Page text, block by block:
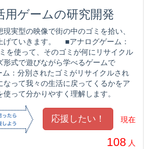
用ゲームの研究開発
実型の映像で街の中のゴミを拾い、
げていきます。 ■アナログゲーム：
を使って、そのゴミが何にリサイクル
形式で遊びながら学べるゲームで
：分別されたゴミがリサイクルされ
なって我々の生活に戻ってくるかをア
使って分かりやすく理解します。
現在
108 人